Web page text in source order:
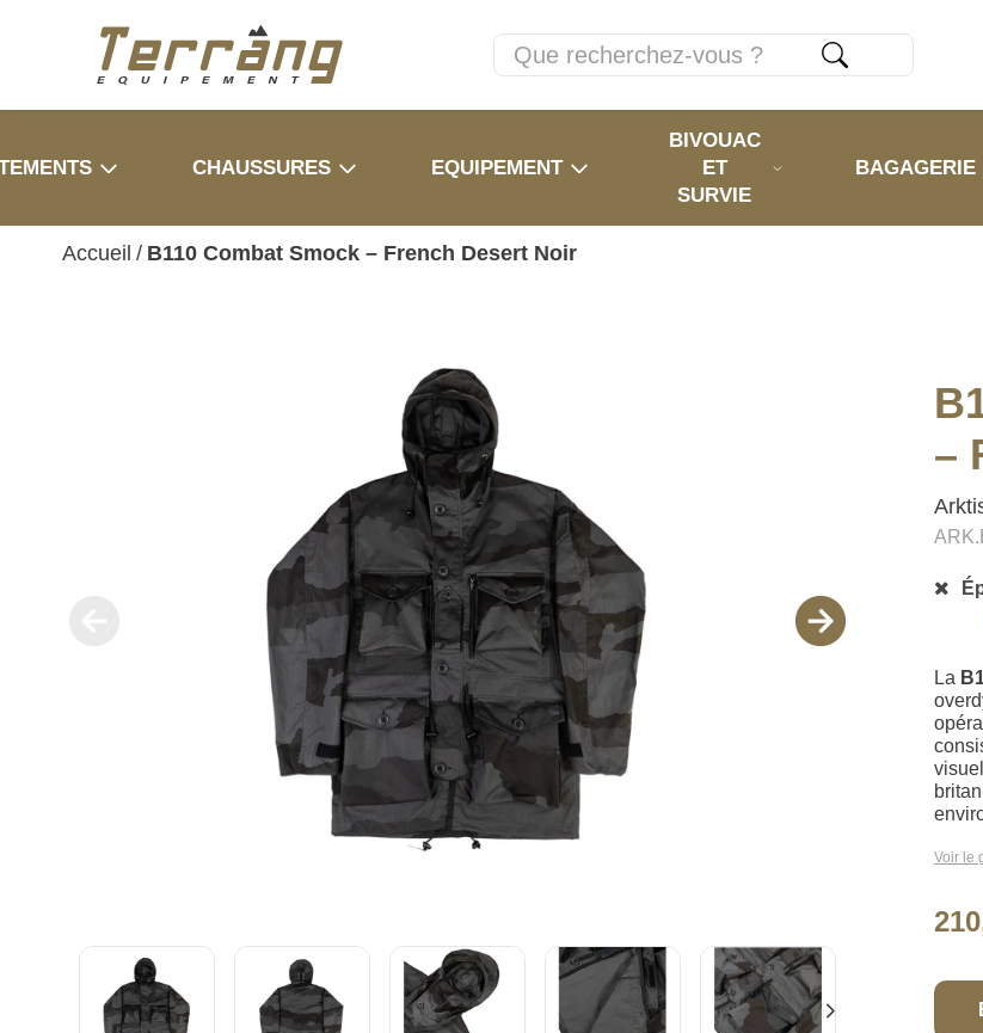
CHAUSSURES EQUIPEMENT
BIVOUAC
ET
SURVIE
BAGAGERIE
Accueil / B110 Combat Smock – French Desert Noir
–
La
Voir le